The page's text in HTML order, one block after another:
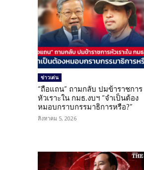
ข่าวเด่น
“ถือแถน” ถามกลับ ปมข้าราชการ
หัวเราะใน กมธ.งบฯ “จำเป็นต้อง
หมอบกราบกรรมาธิการหรือ?”
สิงหาคม 5, 2026